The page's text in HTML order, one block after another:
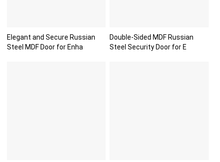
Elegant and Secure Russian
Steel MDF Door for Enha
Double-Sided MDF Russian
Steel Security Door for E